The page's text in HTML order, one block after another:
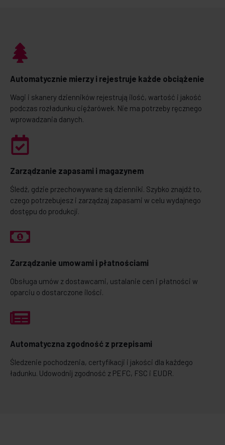
Automatycznie mierzy i rejestruje każde obciążenie
Wagi i skanery dzienników rejestrują ilość, wartość i jakość
podczas rozładunku ciężarówek. Nie ma potrzeby ręcznego
wprowadzania danych.
Zarządzanie zapasami i magazynem
Śledź, gdzie przechowywane są dzienniki. Szybko znajdź to,
czego potrzebujesz i zarządzaj zapasami w celu wydajnego
dostępu do produkcji.
Zarządzanie umowami i płatnościami
Obsługa umów z dostawcami, ustalanie cen i płatności w
oparciu o dostarczone ilości.
Automatyczna zgodność z przepisami
Śledzenie pochodzenia, certyfikacji i jakości dla każdego
ładunku. Udowodnij zgodność z PEFC, FSC i EUDR.